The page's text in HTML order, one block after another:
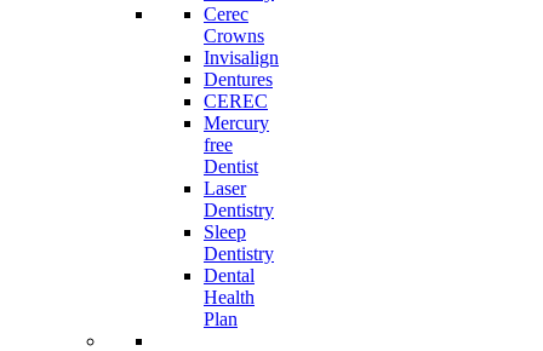
Cerec
Crowns
Invisalign
Dentures
CEREC
Mercury
free
Dentist
Laser
Dentistry
Sleep
Dentistry
Dental
Health
Plan